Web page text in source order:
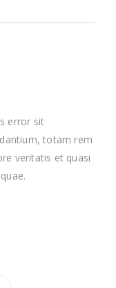
error sit
totam rem
veritatis et quasi